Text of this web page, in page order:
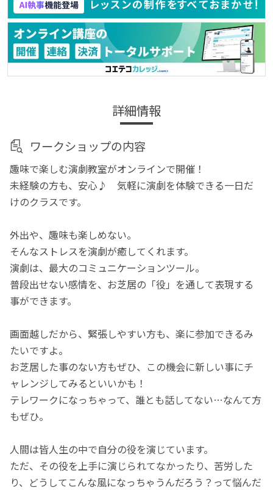
詳細情報
ワークショップの内容
趣味で楽しむ演劇教室がオンラインで開催！
未経験の方も、安心♪ 気軽に演劇を体験できる一日だ
けのクラスです。
外出や、趣味も楽しめない。
そんなストレスを演劇が癒してくれます。
演劇は、最大のコミュニケーションツール。
普段出せない感情を、お芝居の「役」を通して表現する
事ができます。
画面越しだから、緊張しやすい方も、楽に参加できるみ
たいですよ。
お芝居した事のない方もぜひ、この機会に新しい事にチ
ャレンジしてみるといいかも！
テレワークになっちゃって、誰とも話してない…なんて方
もぜひ。
人間は皆人生の中で自分の役を演じています。
ただ、その役を上手に演じられてなかったり、苦労した
り、どうしてこんな風になっちゃうんだろう？って悩んだ